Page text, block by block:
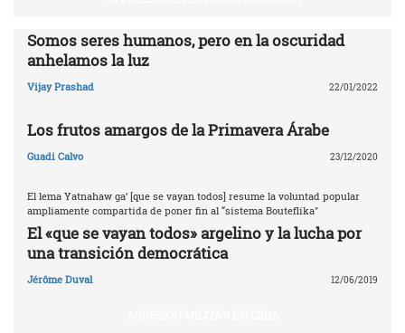
Somos seres humanos, pero en la oscuridad
anhelamos la luz
Vijay Prashad 22/01/2022
Los frutos amargos de la Primavera Árabe
Guadi Calvo 23/12/2020
El lema Yatnahaw ga’ [que se vayan todos] resume la voluntad popular
ampliamente compartida de poner fin al “sistema Bouteflika"
El «que se vayan todos» argelino y la lucha por
una transición democrática
Jérôme Duval 12/06/2019